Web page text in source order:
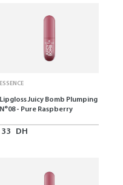
ESSENCE
Lipgloss Juicy Bomb Plumping
N°08 - Pure Raspberry
33 DH